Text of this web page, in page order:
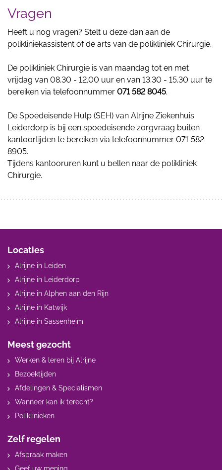
Vragen
Heeft u nog vragen? Stelt u deze dan aan de
polikliniekassistent of de arts van de polikliniek Chirurgie.
De polikliniek Chirurgie is van maandag tot en met
vrijdag van 08.30 - 12.00 uur en van 13.30 - 15.30 uur te
bereiken via telefoonnummer 071 582 8045.
De Spoedeisende Hulp (SEH) van Alrijne Ziekenhuis
Leiderdorp is bij een spoedeisende zorgvraag buiten
kantoortijden te bereiken via telefoonnummer 071 582
8905.
Tijdens kantooruren kunt u bellen naar de polikliniek
Chirurgie.
Locaties
Alrijne in Leiden
Alrijne in Leiderdorp
Alrijne in Alphen aan den Rijn
Alrijne in Katwijk
Alrijne in Sassenheim
Meest gezocht
Werken & leren bij Alrijne
Bezoektijden
Afdelingen & Specialismen
Wanneer kan ik terecht?
Poliklinieken
Zelf regelen
Afspraak maken